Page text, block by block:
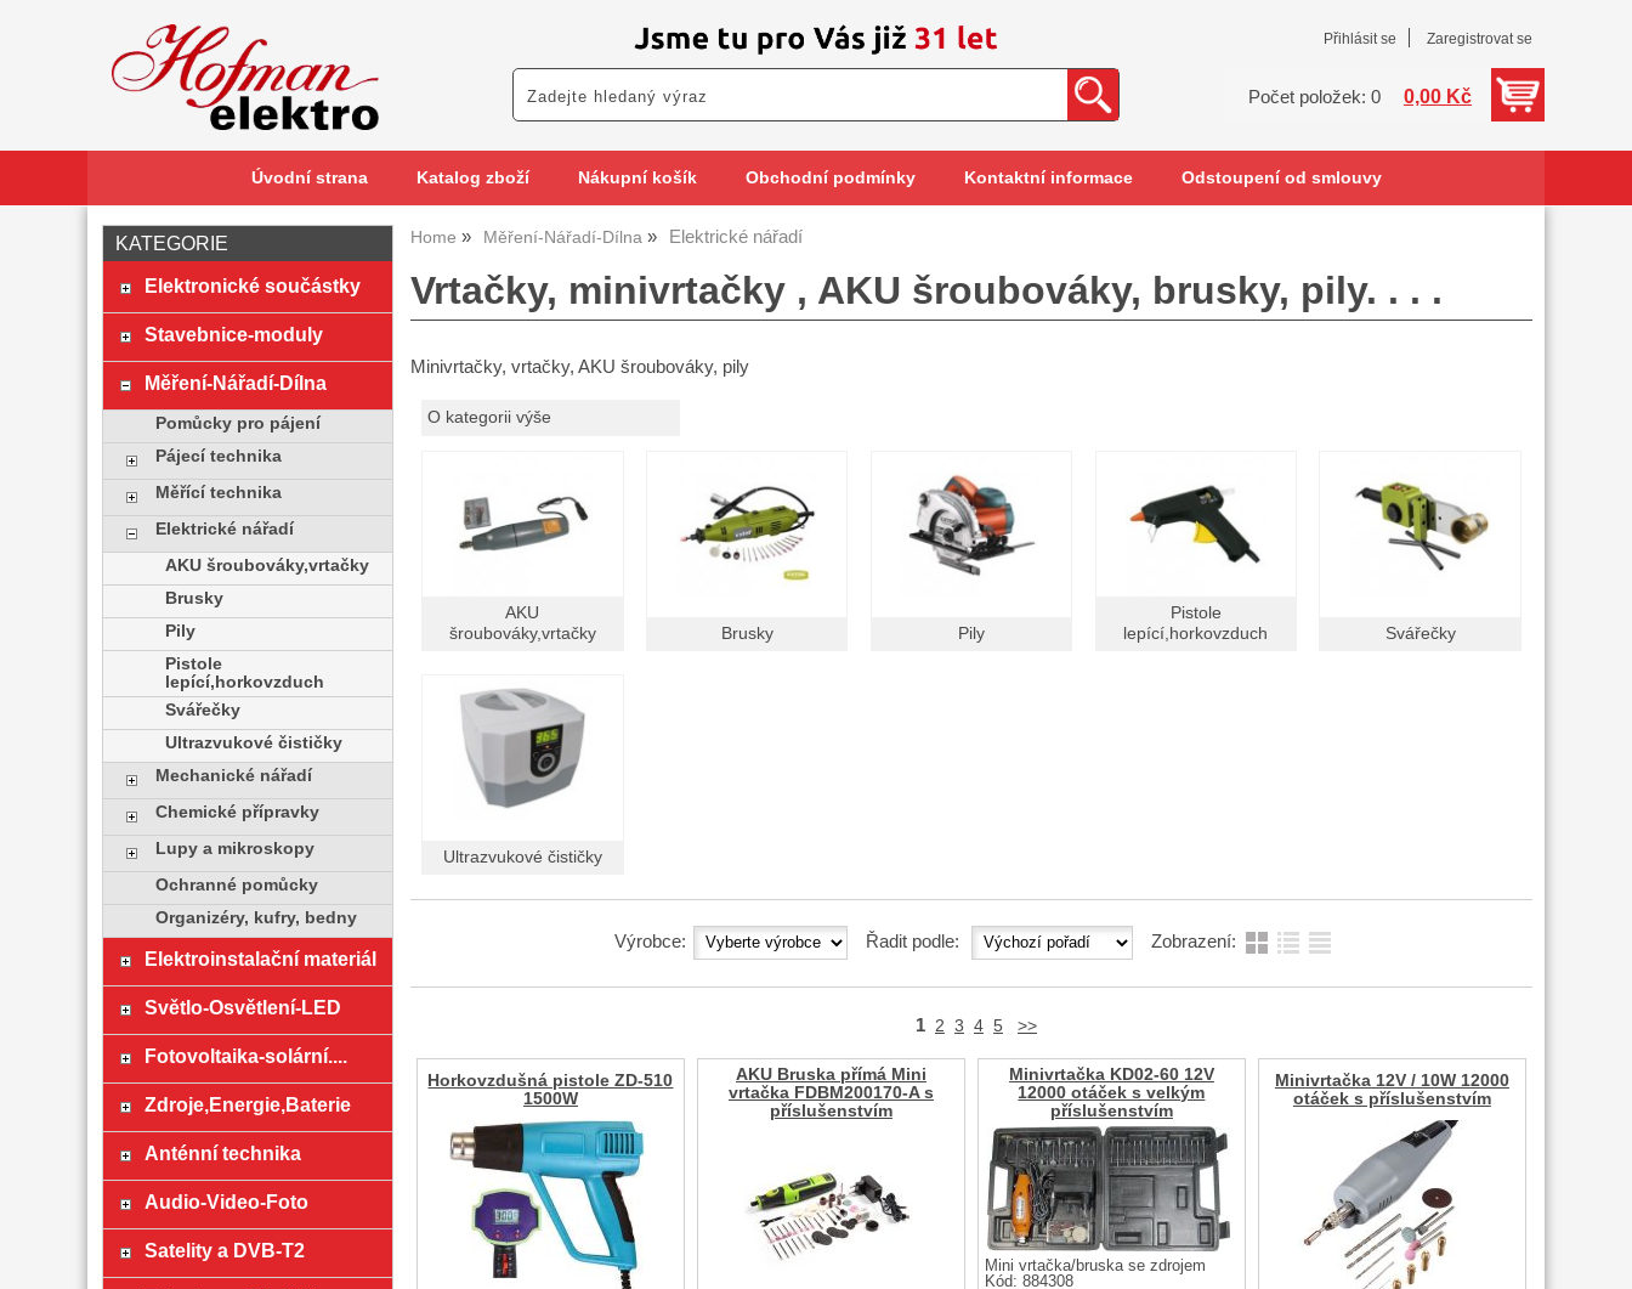
Přihlásit se Zaregistrovat se
Počet položek: 0 0,00 Kč
Úvodní strana Katalog zboží Nákupní košík Obchodní podmínky Kontaktní informace Odstoupení od smlouvy
Home Měření-Nářadí-Dílna Elektrické nářadí
Vrtačky, minivrtačky , AKU šroubováky, brusky, pily. . . .
Minivrtačky, vrtačky, AKU šroubováky, pily
O kategorii výše
AKU
šroubováky,vrtačky
Brusky Pily
Pistole
lepící,horkovzduch
Svářečky
Ultrazvukové čističky
Výrobce: Řadit podle: Zobrazení:
1 2 3 4 5 >>
Horkovzdušná pistole ZD-510
1500W
AKU Bruska přímá Mini
vrtačka FDBM200170-A s
příslušenstvím
Minivrtačka KD02-60 12V
12000 otáček s velkým
příslušenstvím
Mini vrtačka/bruska se zdrojem
Kód: 884308
Minivrtačka 12V / 10W 12000
otáček s příslušenstvím
KATEGORIE
Elektronické součástky
Stavebnice-moduly
Měření-Nářadí-Dílna
Pomůcky pro pájení
Pájecí technika
Měřící technika
Elektrické nářadí
AKU šroubováky,vrtačky
Brusky
Pily
Pistole
lepící,horkovzduch
Svářečky
Ultrazvukové čističky
Mechanické nářadí
Chemické přípravky
Lupy a mikroskopy
Ochranné pomůcky
Organizéry, kufry, bedny
Elektroinstalační materiál
Světlo-Osvětlení-LED
Fotovoltaika-solární....
Zdroje,Energie,Baterie
Anténní technika
Audio-Video-Foto
Satelity a DVB-T2